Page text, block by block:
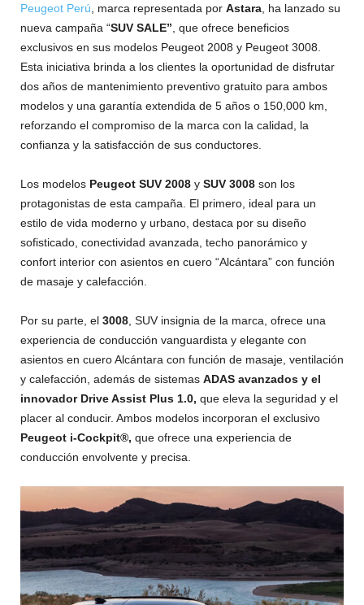
Peugeot Perú , marca representada por Astara , ha lanzado su
nueva campaña “SUV SALE” , que ofrece beneficios
exclusivos en sus modelos Peugeot 2008 y Peugeot 3008.
Esta iniciativa brinda a los clientes la oportunidad de disfrutar
dos años de mantenimiento preventivo gratuito para ambos
modelos y una garantía extendida de 5 años o 150,000 km,
reforzando el compromiso de la marca con la calidad, la
confianza y la satisfacción de sus conductores.
Los modelos Peugeot SUV 2008 y SUV 3008 son los
protagonistas de esta campaña. El primero, ideal para un
estilo de vida moderno y urbano, destaca por su diseño
sofisticado, conectividad avanzada, techo panorámico y
confort interior con asientos en cuero “Alcántara” con función
de masaje y calefacción.
Por su parte, el 3008 , SUV insignia de la marca, ofrece una
experiencia de conducción vanguardista y elegante con
asientos en cuero Alcántara con función de masaje, ventilación
y calefacción, además de sistemas ADAS avanzados y el
innovador Drive Assist Plus 1.0, que eleva la seguridad y el
placer al conducir. Ambos modelos incorporan el exclusivo
Peugeot i-Cockpit®, que ofrece una experiencia de
conducción envolvente y precisa.